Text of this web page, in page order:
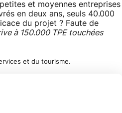
et moyennes entreprises
en deux ans, seuls 40.000
du projet ? Faute de
à 150.000 TPE touchées
et du tourisme.